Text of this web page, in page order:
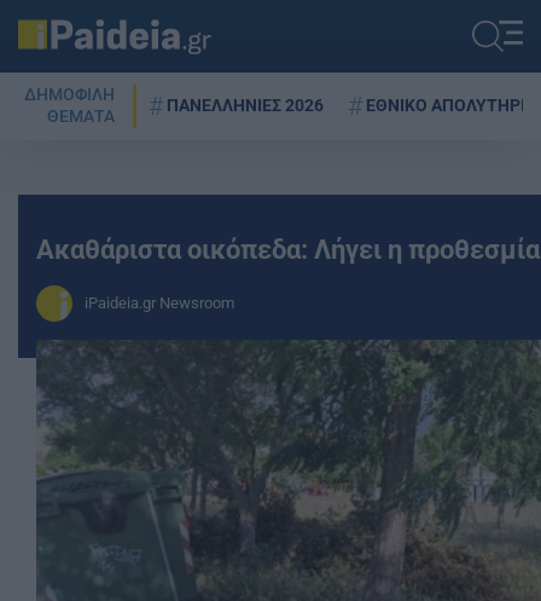
ΔΗΜΟΦΙΛΗ
ΘΕΜΑΤΑ
ΠΑΝΕΛΛΗΝΙΕΣ 2026 ΕΘΝΙΚΟ ΑΠΟΛΥΤΗΡΙΟ
Ακαθάριστα οικόπεδα: Λήγει η προθεσμία
iPaideia.gr Newsroom